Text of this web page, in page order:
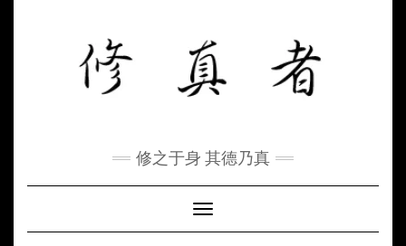
修之于身 其德乃真
Toggle Navigation